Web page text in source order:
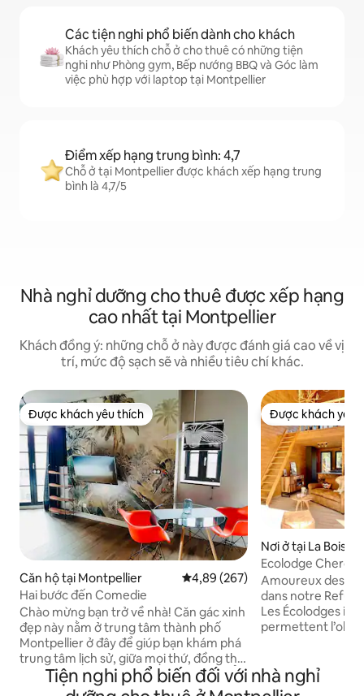
Các tiện nghi phổ biến dành cho khách
Khách yêu thích chỗ ở cho thuê có những tiện
nghi như Phòng gym, Bếp nướng BBQ và Góc làm
việc phù hợp với laptop tại Montpellier
Điểm xếp hạng trung bình: 4,7
Chỗ ở tại Montpellier được khách xếp hạng trung
bình là 4,7/5
Nhà nghỉ dưỡng cho thuê được xếp hạng
cao nhất tại Montpellier
Khách đồng ý: những chỗ ở này được đánh giá cao về vị
trí, mức độ sạch sẽ và nhiều tiêu chí khác.
Được khách yêu thích
Được khách yêu thích
Căn hộ tại Montpellier Xếp hạng trung bình 4,89/5, 267
4,89 (267)
Hai bước đến Comedie
Chào mừng bạn trở về nhà! Căn gác xinh
đẹp này nằm ở trung tâm thành phố
Montpellier ở đây để giúp bạn khám phá
trung tâm lịch sử, giữa mọi thứ, đồng thời
mang lại cho bạn cảm giác như ở nhà. Ẩn
mình trên tầng 4 của một tòa nhà được
Được khách yêu
Được khách yêu
Nơi ở tại La
Ecolodge
Amoureux des
dans notre
Les Écolodges
permettent
cocoon
Arrivée horaire
Tiện nghi phổ biến đối với nhà nghỉ